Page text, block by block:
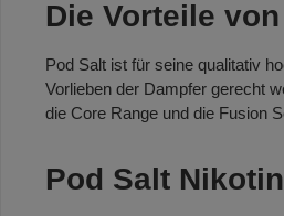
Die Vorteile
Pod Salt ist für seine qualitativ
Vorlieben der Dampfer gerecht
die Core Range und die Fusion
Pod Salt